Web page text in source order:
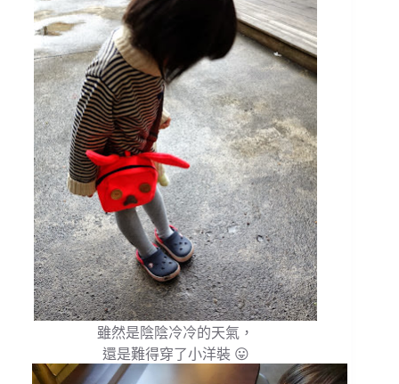
雖然是陰陰冷冷的天氣，
還是難得穿了小洋裝 😛